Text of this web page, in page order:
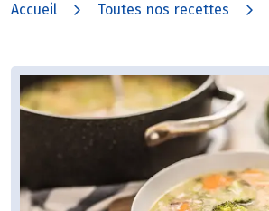
Accueil Toutes nos recettes